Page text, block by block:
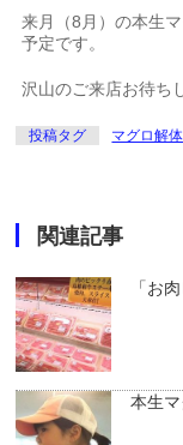
来月（8月）の本生
予定です。
沢山のご来店お待ち
投稿タグ マグロ解体
関連記事
「お
本生